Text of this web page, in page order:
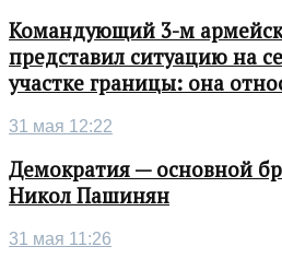
Командующий 3-м
представил ситуацию на
участке границы: она
31 мая 12:22
Демократия — основной
Никол Пашинян
31 мая 11:26